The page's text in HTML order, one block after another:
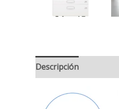
Descripción